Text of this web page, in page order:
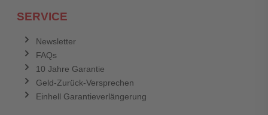
SERVICE
Newsletter
FAQs
10 Jahre Garantie
Geld-Zurück-Versprechen
Einhell Garantieverlängerung